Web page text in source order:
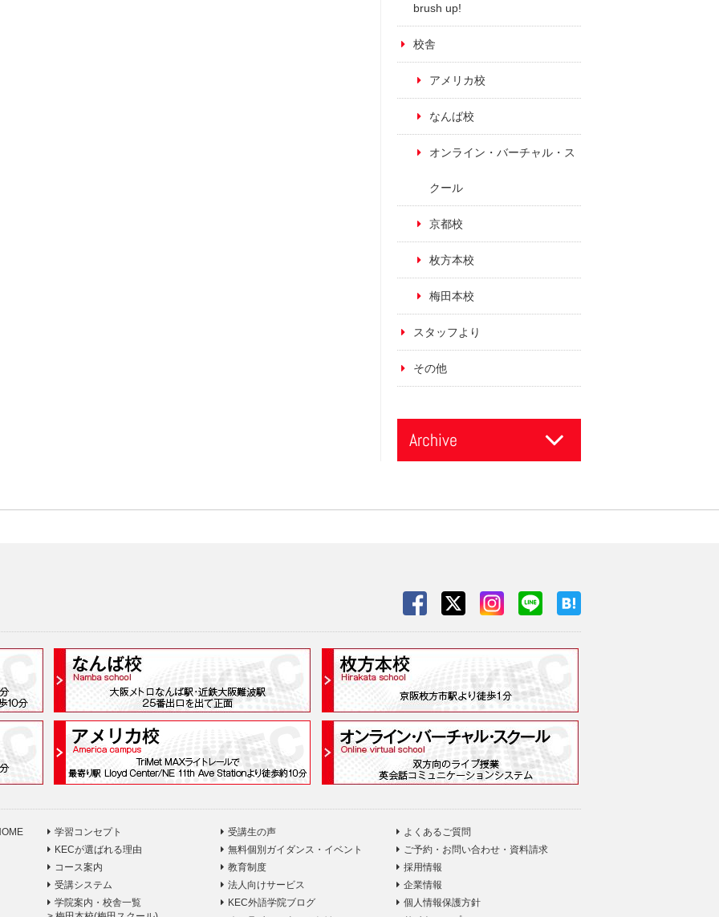
brush up!
校舎
アメリカ校
なんば校
オンライン・バーチャル・ス
クール
京都校
枚方本校
梅田本校
スタッフより
その他
Archive
学習コンセプト
KECが選ばれる理由
コース案内
受講システム
学院案内・校舎一覧
受講生の声
無料個別ガイダンス・イベント
教育制度
法人向けサービス
KEC外語学院ブログ
よくあるご質問
ご予約・お問い合わせ・資料請求
採用情報
企業情報
個人情報保護方針